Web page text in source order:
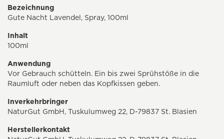
Bezeichnung
Gute Nacht Lavendel, Spray, 100ml
Inhalt
100ml
Anwendung
Vor Gebrauch schütteln. Ein bis zwei Sprühstöße in die
Raumluft oder neben das Kopfkissen geben.
Inverkehrbringer
NaturGut GmbH, Tuskulumweg 22, D-79837 St. Blasien
Herstellerkontakt